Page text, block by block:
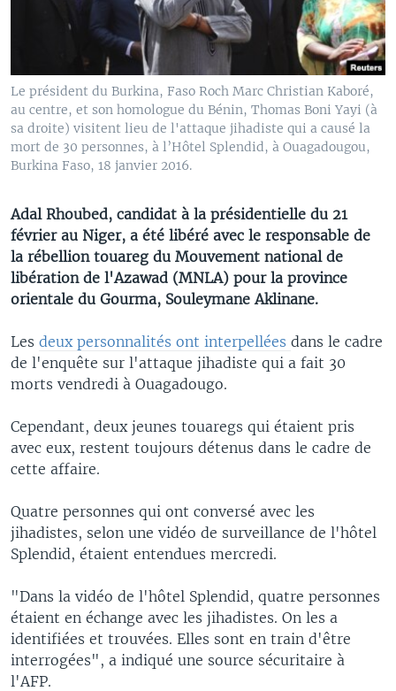
Le président du Burkina, Faso Roch Marc Christian Kaboré,
au centre, et son homologue du Bénin, Thomas Boni Yayi (à
sa droite) visitent lieu de l'attaque jihadiste qui a causé la
mort de 30 personnes, à l’Hôtel Splendid, à Ouagadougou,
Burkina Faso, 18 janvier 2016.
Adal Rhoubed, candidat à la présidentielle du 21
février au Niger, a été libéré avec le responsable de
la rébellion touareg du Mouvement national de
libération de l'Azawad (MNLA) pour la province
orientale du Gourma, Souleymane Aklinane.
Les deux personnalités ont interpellées dans le cadre
de l'enquête sur l'attaque jihadiste qui a fait 30
morts vendredi à Ouagadougo.
Cependant, deux jeunes touaregs qui étaient pris
avec eux, restent toujours détenus dans le cadre de
cette affaire.
Quatre personnes qui ont conversé avec les
jihadistes, selon une vidéo de surveillance de l'hôtel
Splendid, étaient entendues mercredi.
"Dans la vidéo de l'hôtel Splendid, quatre personnes
étaient en échange avec les jihadistes. On les a
identifiées et trouvées. Elles sont en train d'être
interrogées", a indiqué une source sécuritaire à
l'AFP.